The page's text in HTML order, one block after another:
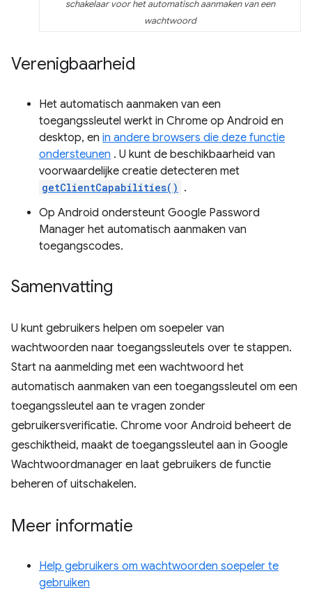
schakelaar voor het automatisch aanmaken van een
wachtwoord
Verenigbaarheid
Het automatisch aanmaken van een
toegangssleutel werkt in Chrome op Android en
desktop, en in andere browsers die deze functie
ondersteunen . U kunt de beschikbaarheid van
voorwaardelijke creatie detecteren met
getClientCapabilities() .
Op Android ondersteunt Google Password
Manager het automatisch aanmaken van
toegangscodes.
Samenvatting
U kunt gebruikers helpen om soepeler van
wachtwoorden naar toegangssleutels over te stappen.
Start na aanmelding met een wachtwoord het
automatisch aanmaken van een toegangssleutel om een ​​
toegangssleutel aan te vragen zonder
gebruikersverificatie. Chrome voor Android beheert de
geschiktheid, maakt de toegangssleutel aan in Google
Wachtwoordmanager en laat gebruikers de functie
beheren of uitschakelen.
Meer informatie
Help gebruikers om wachtwoorden soepeler te
gebruiken